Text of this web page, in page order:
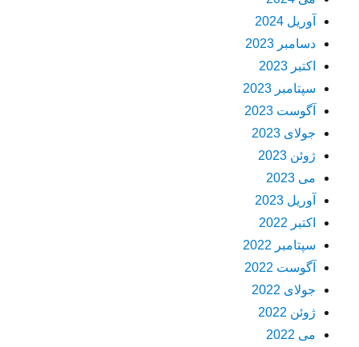
آوریل 2024
دسامبر 2023
اکتبر 2023
سپتامبر 2023
آگوست 2023
جولای 2023
ژوئن 2023
می 2023
آوریل 2023
اکتبر 2022
سپتامبر 2022
آگوست 2022
جولای 2022
ژوئن 2022
می 2022